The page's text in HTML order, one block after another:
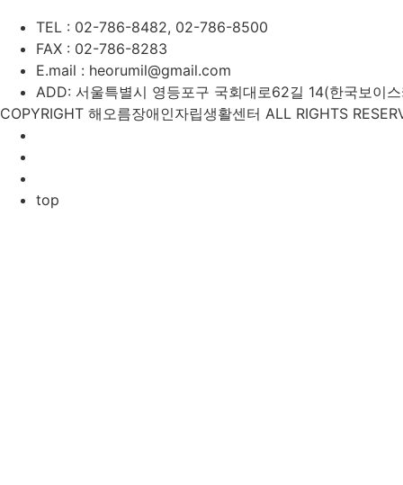
TEL : 02-786-8482, 02-786-8500
FAX : 02-786-8283
E.mail : heorumil@gmail.com
ADD: 서울특별시 영등포구 국회대로62길 14(한국보이
COPYRIGHT 해오름장애인자립생활센터 ALL RIGHTS
top